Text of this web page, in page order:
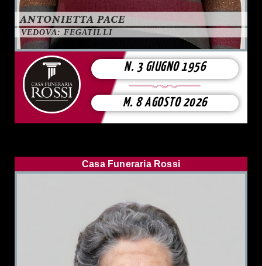
ANTONIETTA PACE
VEDOVA: FEGATILLI
N. 3 GIUGNO 1956
M. 8 AGOSTO 2026
Casa Funeraria Rossi